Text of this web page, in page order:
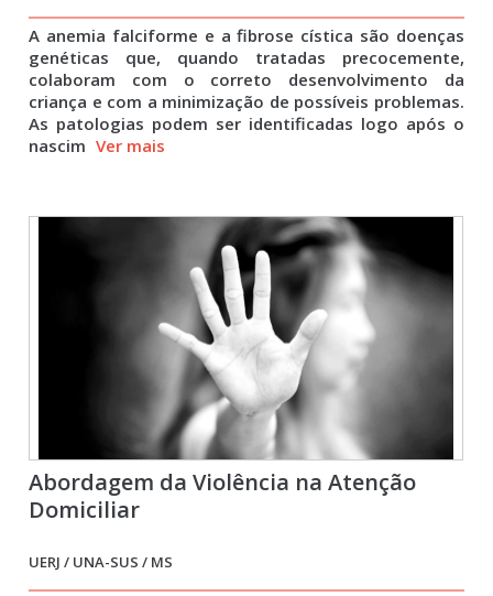
A anemia falciforme e a fibrose cística são doenças
genéticas que, quando tratadas precocemente,
colaboram com o correto desenvolvimento da
criança e com a minimização de possíveis problemas.
As patologias podem ser identificadas logo após o
nascim Ver mais
Abordagem da Violência na Atenção
Domiciliar
UERJ / UNA-SUS / MS